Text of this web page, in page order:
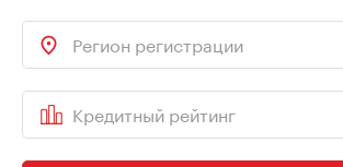
Регион регистрации
Кредитный рейтинг